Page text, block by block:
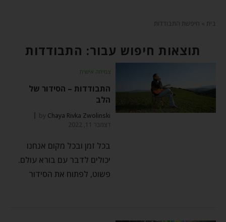
בית חיפשת התבודדות
תוצאות חיפוש עבור: התבודדות
צמיחה אישית
התבודדות – הסידור של
הלב
by Chaya Rivka Zwolinski
דצמבר 11, 2022
בכל זמן ובכל מקום אנחנו
יכולים לדבר עם בורא עולם.
פשוט, לפתוח את הסידור